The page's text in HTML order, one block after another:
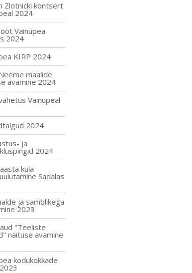
Zlotnicki kontsert
2024
Vainupea
2024
KIRP 2024
maalide
avamine 2024
Vainupeal
2024
ja
2024
küla
Sadalas
ja samblikega
2023
"Teeliste
näituse avamine
kodukokkade